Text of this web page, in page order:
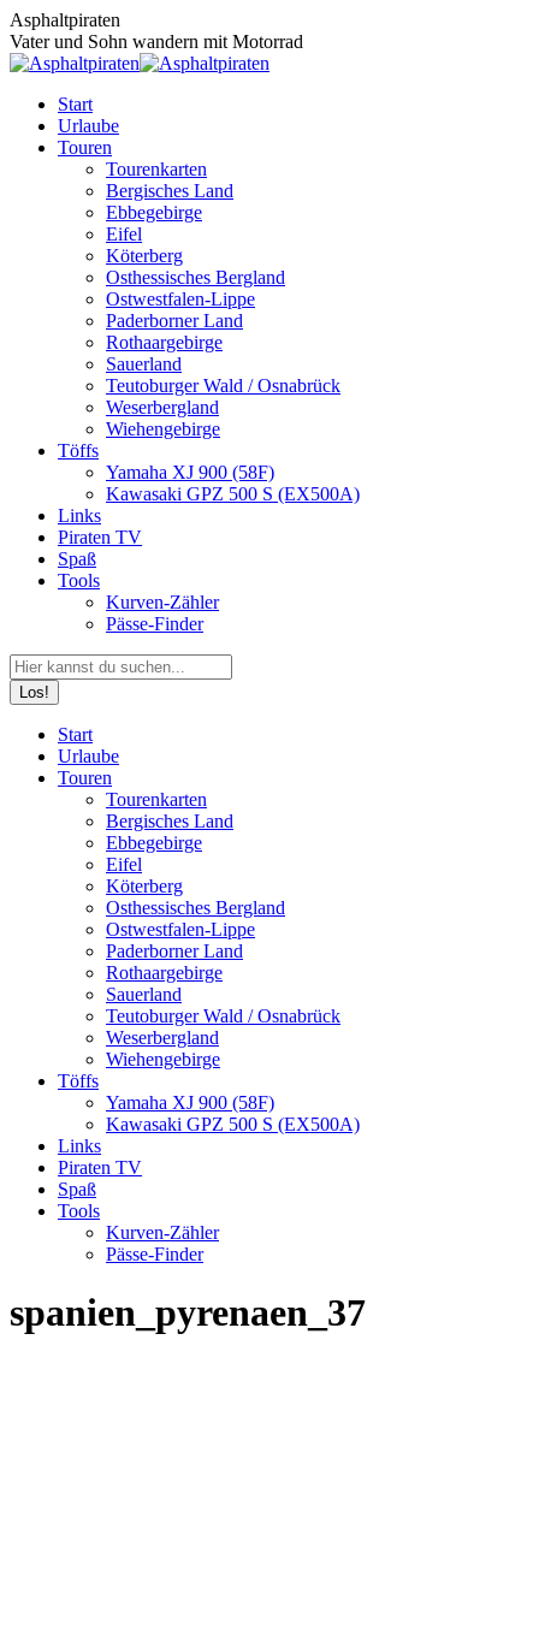
Zum
Inhalt
springen
Asphaltpiraten
Vater und Sohn wandern mit Motorrad
Start
Urlaube
Touren
Tourenkarten
Bergisches Land
Ebbegebirge
Eifel
Köterberg
Osthessisches Bergland
Ostwestfalen-Lippe
Paderborner Land
Rothaargebirge
Sauerland
Teutoburger Wald / Osnabrück
Weserbergland
Wiehengebirge
Töffs
Yamaha XJ 900 (58F)
Kawasaki GPZ 500 S (EX500A)
Links
Piraten TV
Spaß
Tools
Kurven-Zähler
Pässe-Finder
Search:
page
opens
page
opens
page
opens
Start
Urlaube
Touren
Tourenkarten
Bergisches Land
Ebbegebirge
Eifel
Köterberg
Osthessisches Bergland
Ostwestfalen-Lippe
Paderborner Land
Rothaargebirge
Sauerland
Teutoburger Wald / Osnabrück
Weserbergland
Wiehengebirge
Töffs
Yamaha XJ 900 (58F)
Kawasaki GPZ 500 S (EX500A)
Links
Piraten TV
Spaß
Tools
Kurven-Zähler
Pässe-Finder
spanien_pyrenaen_37